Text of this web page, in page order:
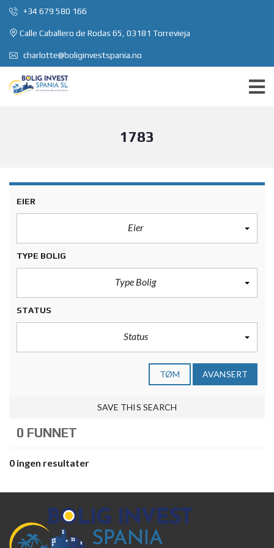
+34 679 580 166
Calle Caballero de Rodas 65, 03181 Torrevieja
charlotte@boliginvestspania.no
1783
EIER
Eier
TYPE BOLIG
Type Bolig
STATUS
Status
TØM AVANSERT
SAVE THIS SEARCH
0 FUNNET
0 ingen resultater